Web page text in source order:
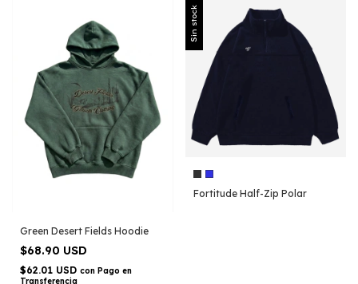
Green Desert Fields Hoodie
$68.90 USD
$62.01 USD con Pago en
Transferencia
Sin stock
Fortitude Half-Zip Polar